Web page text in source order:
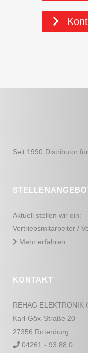
Seit 1990 Distributor
Aktuell stellen wir ein:
Vertriebsmitarbeiter /
Mehr erfahren
KONTAKT
REHAG ELEKTRONIK
Karl-Göx-Straße 20
27356 Rotenburg
04261 - 93 88 0